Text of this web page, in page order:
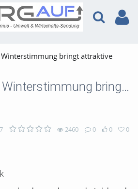
bringt attraktive
Therme Bük - Winterstimmung bringt attraktive Angebote
2460 0 0 0